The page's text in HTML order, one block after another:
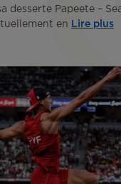
desserte Papeete –
en
Lire plus